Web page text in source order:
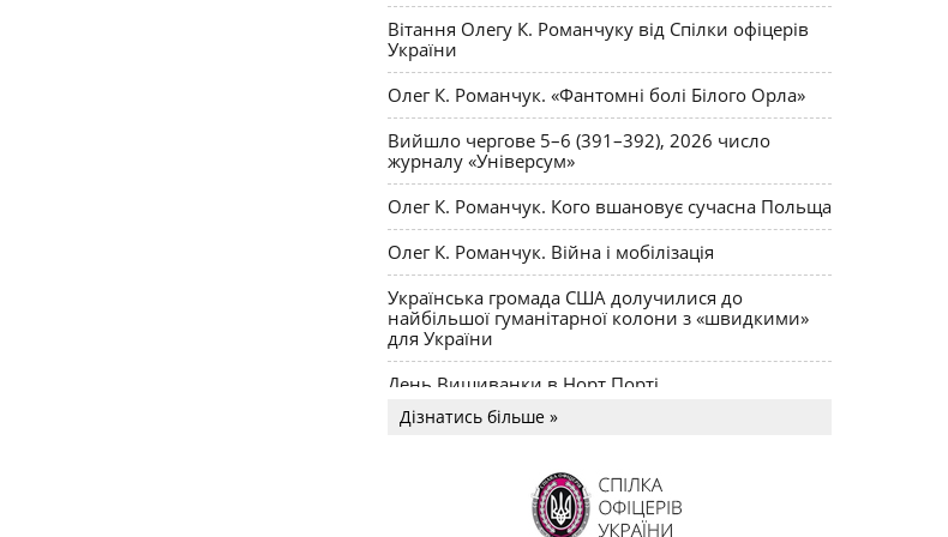
тактики
Вітання Олегу К. Романчуку від Спілки офіцерів
України
Олег К. Романчук. «Фантомні болі Білого Орла»
Вийшло чергове 5–6 (391–392), 2026 число
журналу «Універсум»
Олег К. Романчук. Кого вшановує сучасна Польща
Олег К. Романчук. Війна і мобілізація
Українська громада США долучилися до
найбільшої гуманітарної колони з «швидкими»
для України
День Вишиванки в Норт Порті
OPUS MAGNUM Олега К. Романчука
Дізнатись більше »